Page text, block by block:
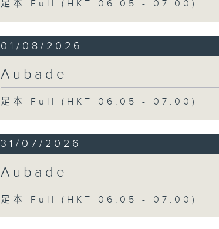
足本 Full (HKT 06:05 - 07:00)
01/08/2026
Aubade
足本 Full (HKT 06:05 - 07:00)
31/07/2026
Aubade
足本 Full (HKT 06:05 - 07:00)